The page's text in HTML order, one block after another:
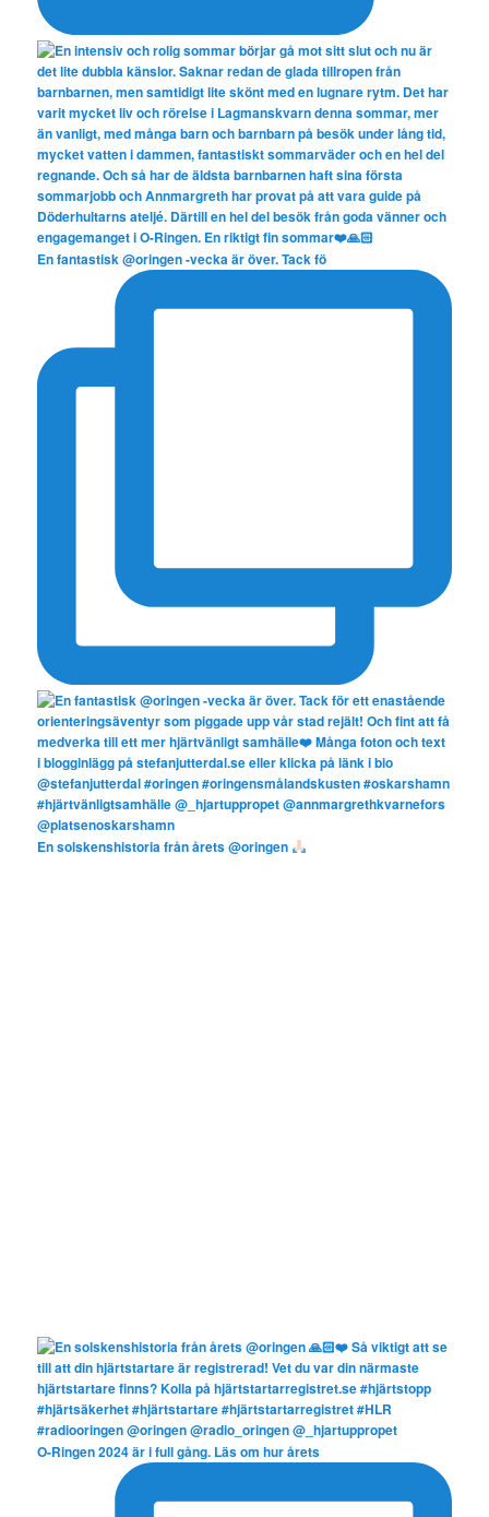
En fantastisk @oringen -vecka är över. Tack fö
En solskenshistoria från årets @oringen
O-Ringen 2024 är i full gång. Läs om hur årets